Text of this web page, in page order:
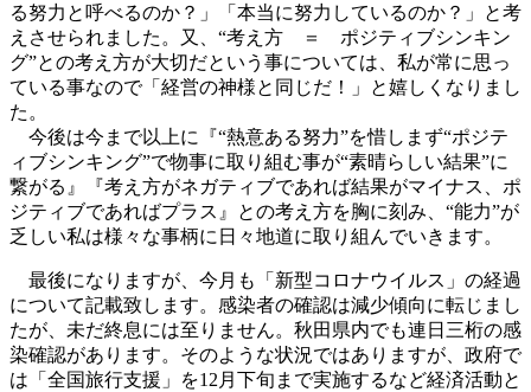
る努力と呼べるのか？」「本当に努力しているのか？」と考
えさせられました。又、“考え方 ＝ ポジティブシンキン
グ”との考え方が大切だという事については、私が常に思っ
ている事なので「経営の神様と同じだ！」と嬉しくなりまし
た。
今後は今まで以上に『“熱意ある努力”を惜しまず“ポジテ
ィブシンキング”で物事に取り組む事が“素晴らしい結果”に
繋がる』『考え方がネガティブであれば結果がマイナス、ポ
ジティブであればプラス』との考え方を胸に刻み、“能力”が
乏しい私は様々な事柄に日々地道に取り組んでいきます。
最後になりますが、今月も「新型コロナウイルス」の経過
について記載致します。感染者の確認は減少傾向に転じまし
たが、未だ終息には至りません。秋田県内でも連日三桁の感
染確認があります。そのような状況ではありますが、政府で
は「全国旅行支援」を12月下旬まで実施するなど経済活動と